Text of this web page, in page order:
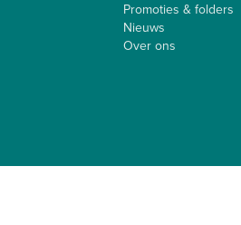
Promoties & folders
Nieuws
Over ons